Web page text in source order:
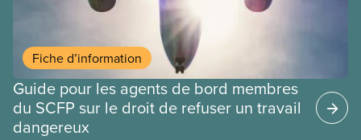
Fiche d’information
Guide pour les agents de bord membres
du SCFP sur le droit de refuser un travail
dangereux